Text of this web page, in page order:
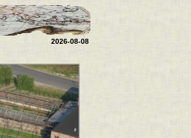
2026-08-08